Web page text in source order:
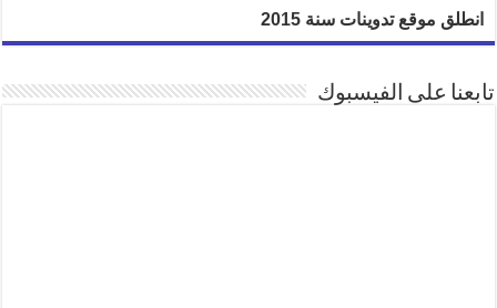
انطلق موقع تدوينات سنة 2015
تابعنا على الفيسبوك